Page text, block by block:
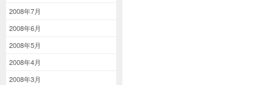
2008年7月
2008年6月
2008年5月
2008年4月
2008年3月